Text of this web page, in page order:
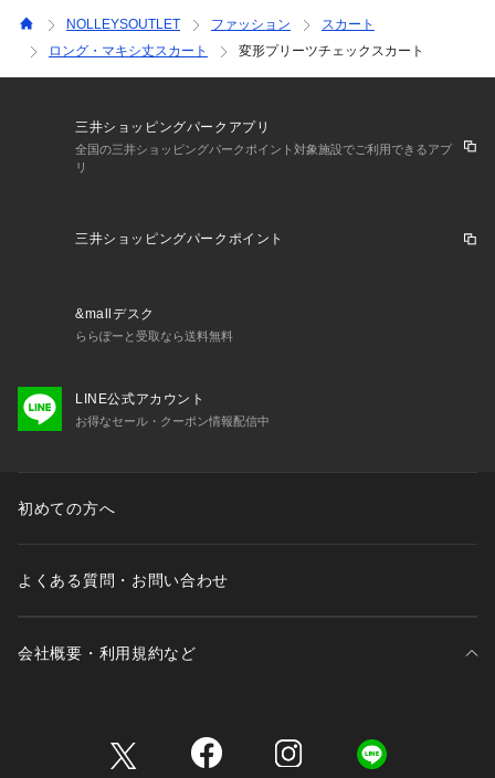
り、実際の商品と比較し色味に若干の誤差が生じる場合があり
ます。
※画像の商品はサンプルとなりますので実際の商品と仕様、加
NOLLEYSOUTLET ファッション
スカート
ロング・マキシ丈スカート
変形プリーツチェックスカート
三井ショッピングパークアプリ
全国の三井ショッピングパークポイント対象施設でご利用できるアプ
リ
三井ショッピングパークポイント
&mallデスク
ららぽーと受取なら送料無料
LINE公式アカウント
お得なセール・クーポン情報配信中
初めての方へ
よくある質問・お問い合わせ
会社概要・利用規約など